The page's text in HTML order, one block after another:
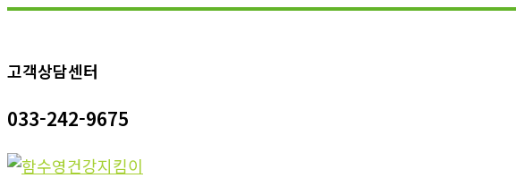
콘
츠
건
너
뛰
고객상담센터
033-242-9675